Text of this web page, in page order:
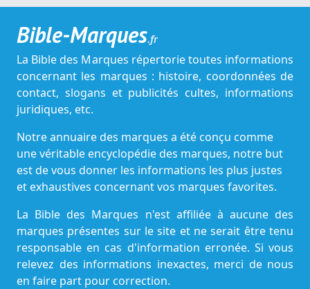
Bible-Marques.fr
La Bible des Marques répertorie toutes informations
concernant les marques : histoire, coordonnées de
contact, slogans et publicités cultes, informations
juridiques, etc.
Notre annuaire des marques a été conçu comme
une véritable encyclopédie des marques, notre but
est de vous donner les informations les plus justes
et exhaustives concernant vos marques favorites.
La Bible des Marques n'est affiliée à aucune des
marques présentes sur le site et ne serait être tenu
responsable en cas d'information erronée. Si vous
relevez des informations inexactes, merci de nous
en faire part pour correction.